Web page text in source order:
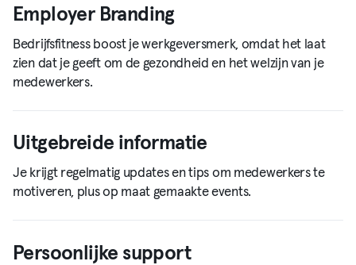
Employer Branding
Bedrijfsfitness boost je werkgeversmerk, omdat het laat
zien dat je geeft om de gezondheid en het welzijn van je
medewerkers.
Uitgebreide informatie
Je krijgt regelmatig updates en tips om medewerkers te
motiveren, plus op maat gemaakte events.
Persoonlijke support